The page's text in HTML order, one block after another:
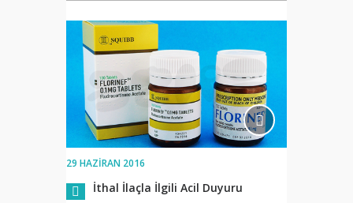
29 HAZIRAN 2016
İthal İlaçla İlgili Acil Duyuru